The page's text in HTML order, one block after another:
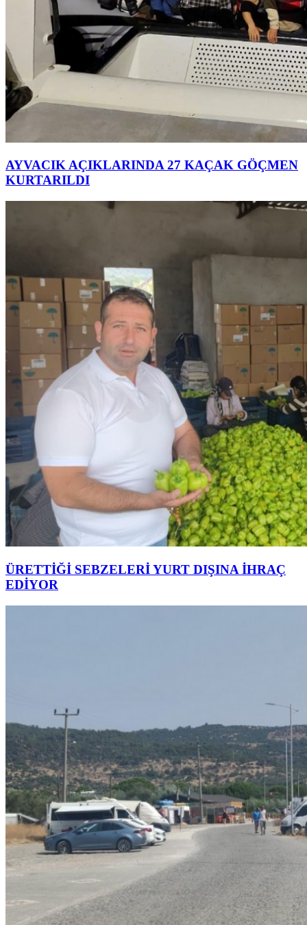
AYVACIK AÇIKLARINDA 27 KAÇAK GÖÇMEN
KURTARILDI
ÜRETTİĞİ SEBZELERİ YURT DIŞINA İHRAÇ
EDİYOR